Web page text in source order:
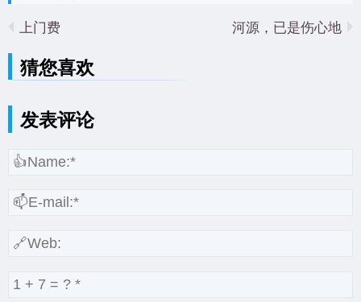
上门费
河源，已是伤心地
猜您喜欢
发表评论